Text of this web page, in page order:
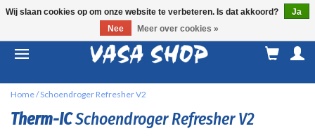
Home/Schoendroger Refresher V2
Therm-ICSchoendroger Refresher V2
Wij slaan cookies op om onze website te verbeteren. Is dat akkoord?
Ja
Nee
Meer over cookies »